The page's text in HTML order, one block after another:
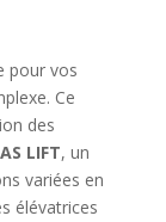
pour vos
Ce
des
LIFT, un
variées en
élévatrices